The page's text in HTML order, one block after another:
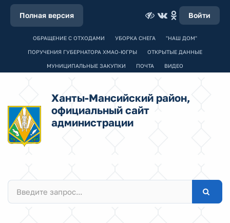
Полная версия Войти
ОБРАЩЕНИЕ С ОТХОДАМИ УБОРКА СНЕГА "НАШ ДОМ"
ПОРУЧЕНИЯ ГУБЕРНАТОРА ХМАО-ЮГРЫ ОТКРЫТЫЕ ДАННЫЕ
МУНИЦИПАЛЬНЫЕ ЗАКУПКИ ПОЧТА ВИДЕО
Ханты-Мансийский район,
официальный сайт
администрации